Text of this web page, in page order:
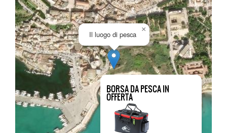
BORSA DA PESCA IN
OFFERTA
Il luogo di pesca
×